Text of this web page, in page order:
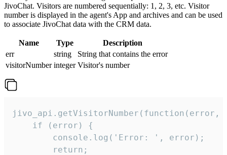
JivoChat. Visitors are numbered sequentially: 1, 2, 3, etc. Visitor
number is displayed in the agent's App and archives and can be used
to associate JivoChat data with the CRM data.
Name Type
Description
err
string
String that contains the error
visitorNumber integer Visitor's number
jivo_api.getVisitorNumber(function(error,
    if (error) {
        console.log('Error: ', error);
        return;